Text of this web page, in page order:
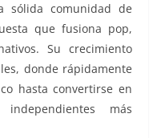
sólida comunidad de
que fusiona pop,
Su crecimiento
donde rápidamente
hasta convertirse en
más